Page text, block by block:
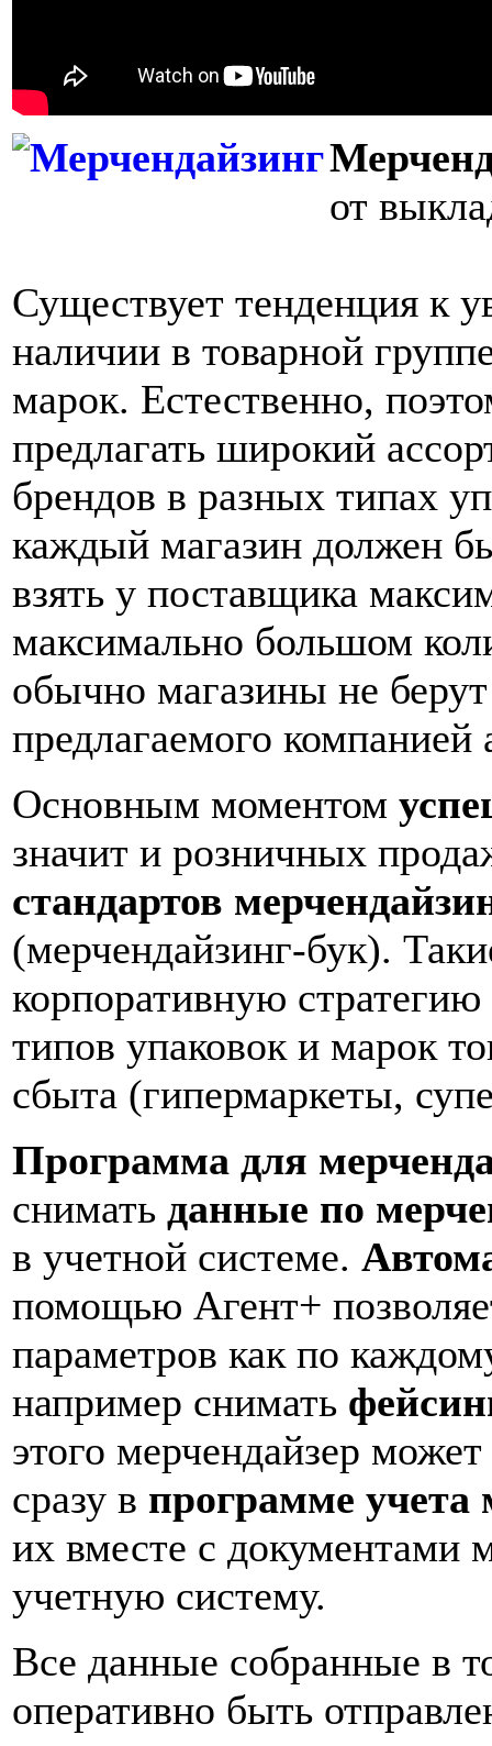
от
Существует тенденция к
наличии в товарной
марок. Естественно,
предлагать широкий
брендов в разных типах
каждый магазин должен
взять у поставщика
максимально большом
обычно магазины не
предлагаемого компанией
Основным моментом
значит и розничных
стандартов
(мерчендайзинг-бук).
корпоративную
типов упаковок и марок
сбыта (гипермаркеты,
Программа для
снимать данные по
в учетной системе.
помощью Агент+
параметров как по
например снимать
этого мерчендайзер
сразу в программе учета
их вместе с документами
учетную систему.
Все данные собранные в
оперативно быть